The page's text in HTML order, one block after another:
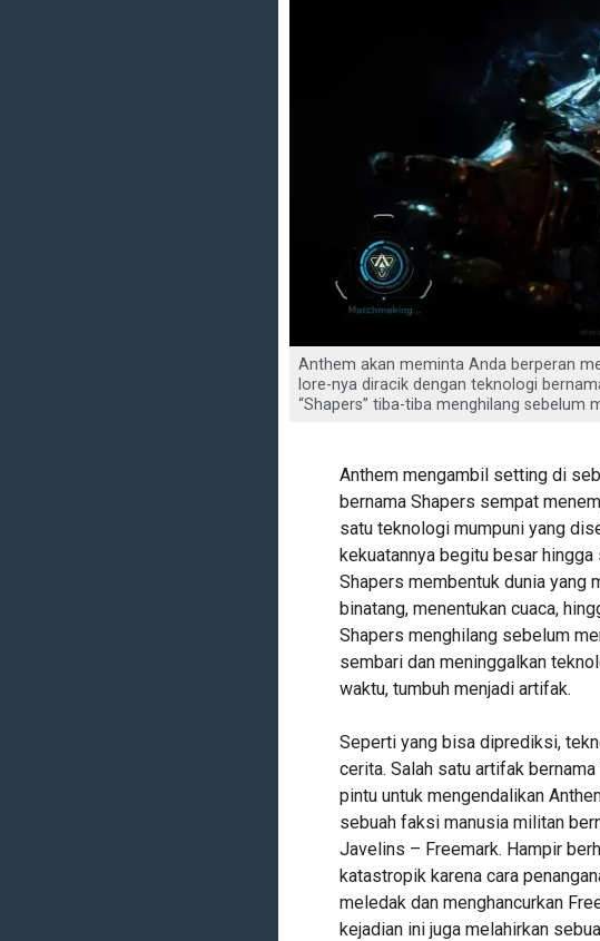
Anthem akan meminta Anda berperan
lore-nya diracik dengan teknologi
“Shapers” tiba-tiba menghilang sebelum
Anthem mengambil setting di
bernama Shapers sempat
satu teknologi mumpuni yang
kekuatannya begitu besar
Shapers membentuk dunia yang
binatang, menentukan cuaca,
Shapers menghilang sebelum
sembari dan meninggalkan
waktu, tumbuh menjadi artifak.
Seperti yang bisa diprediksi,
cerita. Salah satu artifak
pintu untuk mengendalikan
sebuah faksi manusia militan
Javelins – Freemark. Hampir
katastropik karena cara
meledak dan menghancurkan
kejadian ini juga melahirkan